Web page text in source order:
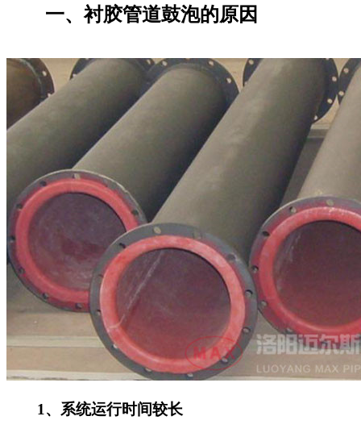
一、衬胶管道鼓泡的原因
1、系统运行时间较长